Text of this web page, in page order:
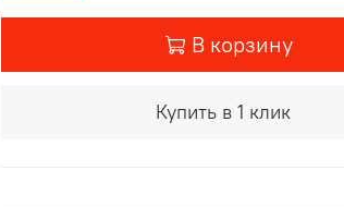
В корзину
Купить в 1 клик